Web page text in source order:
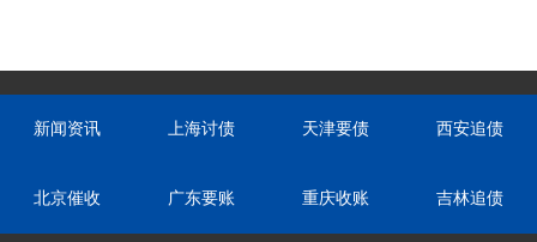
新闻资讯 上海讨债 天津要债 西安追债
北京催收 广东要账 重庆收账 吉林追债